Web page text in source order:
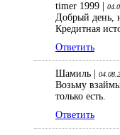
timer 1999 |
Добрый день,
Кредитная
Ответить
Шамиль |
Возьму
только есть.
Ответить